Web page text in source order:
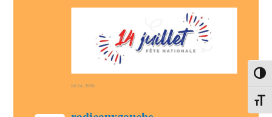
Jul 14, 2026